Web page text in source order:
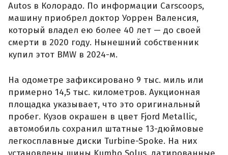
Autos в Колорадо. По информации Carscoops,
машину приобрел доктор Уоррен Валенсия,
который владел ею более 40 лет — до своей
смерти в 2020 году. Нынешний собственник
купил этот BMW в 2024-м.
На одометре зафиксировано 9 тыс. миль или
примерно 14,5 тыс. километров. Аукционная
площадка указывает, что это оригинальный
пробег. Кузов окрашен в цвет Fjord Metallic,
автомобиль сохранил штатные 13-дюймовые
легкосплавные диски Turbine-Spoke. На них